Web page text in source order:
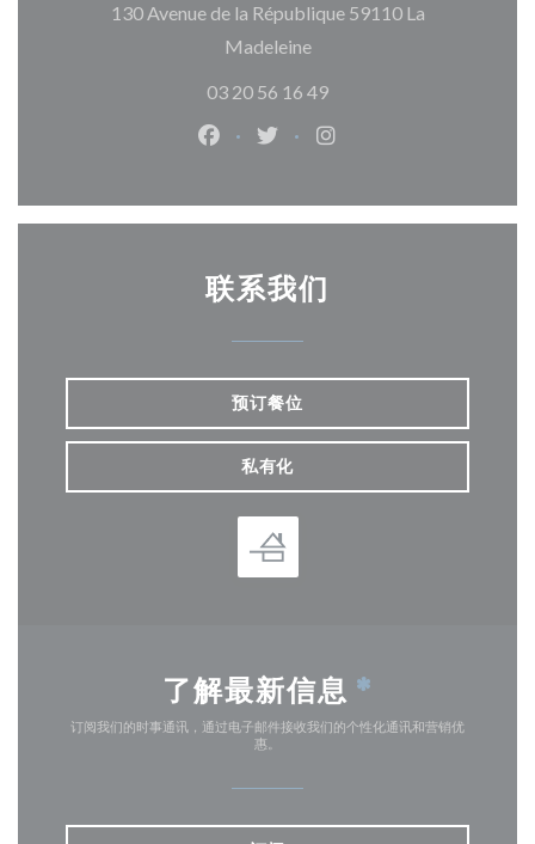
130 Avenue de la République 59110 La
Madeleine((在新窗口中打开))
03 20 56 16 49
Facebook ((在新窗口中打开))
Twitter ((在新窗口中打开))
Instagram ((在新窗口
联系我们
预订餐位
私有化
了解最新信息 *
订阅我们的时事通讯，通过电子邮件接收我们的个性化通讯和营销优
惠。